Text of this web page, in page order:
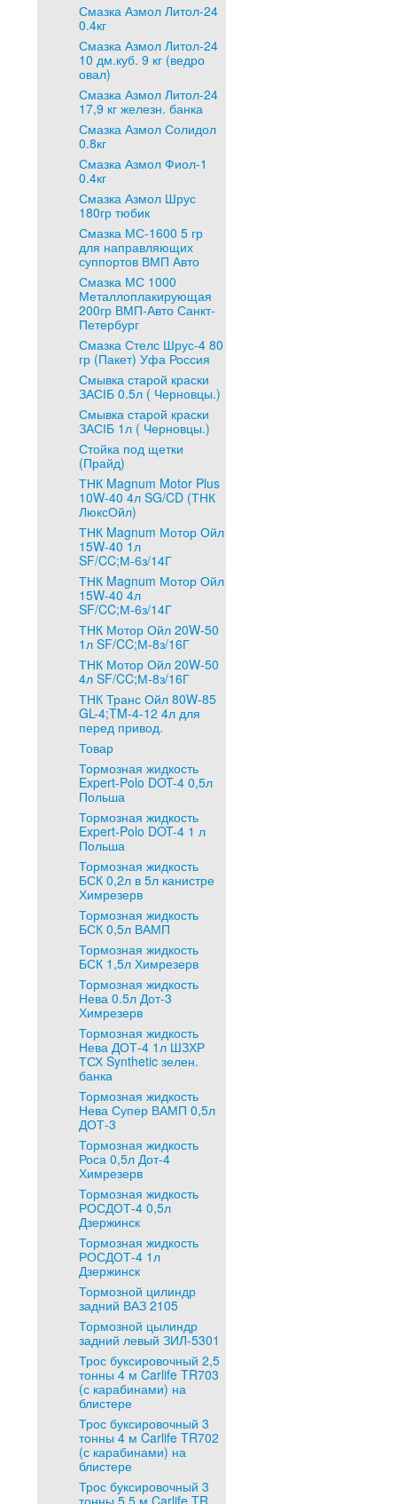
Смазка Азмол Литол-24
0.4кг
Смазка Азмол Литол-24
10 дм.куб. 9 кг (ведро
овал)
Смазка Азмол Литол-24
17,9 кг железн. банка
Смазка Азмол Солидол
0.8кг
Смазка Азмол Фиол-1
0.4кг
Смазка Азмол Шрус
180гр тюбик
Смазка МС-1600 5 гр
для направляющих
суппортов ВМП Авто
Смазка МС 1000
Металлоплакирующая
200гр ВМП-Авто Санкт-
Петербург
Смазка Стелс Шрус-4 80
гр (Пакет) Уфа Россия
Смывка старой краски
ЗАСІБ 0.5л ( Черновцы.)
Смывка старой краски
ЗАСІБ 1л ( Черновцы.)
Стойка под щетки
(Прайд)
ТНК Magnum Motor Plus
10W-40 4л SG/CD (ТНК
ЛюксОйл)
ТНК Magnum Мотор Ойл
15W-40 1л
SF/CC;М-6з/14Г
ТНК Magnum Мотор Ойл
15W-40 4л
SF/CC;М-6з/14Г
ТНК Мотор Ойл 20W-50
1л SF/CC;М-8з/16Г
ТНК Мотор Ойл 20W-50
4л SF/CC;М-8з/16Г
ТНК Транс Ойл 80W-85
GL-4;TM-4-12 4л для
перед привод.
Товар
Тормозная жидкость
Expert-Polo DOT-4 0,5л
Польша
Тормозная жидкость
Expert-Polo DOT-4 1 л
Польша
Тормозная жидкость
БСК 0,2л в 5л канистре
Химрезерв
Тормозная жидкость
БСК 0,5л ВАМП
Тормозная жидкость
БСК 1,5л Химрезерв
Тормозная жидкость
Нева 0.5л Дот-3
Химрезерв
Тормозная жидкость
Нева ДОТ-4 1л ШЗХР
ТСХ Synthetic зелен.
банка
Тормозная жидкость
Нева Супер ВАМП 0,5л
ДОТ-3
Тормозная жидкость
Роса 0,5л Дот-4
Химрезерв
Тормозная жидкость
РОСДОТ-4 0,5л
Дзержинск
Тормозная жидкость
РОСДОТ-4 1л
Дзержинск
Тормозной цилиндр
задний ВАЗ 2105
Тормозной цылиндр
задний левый ЗИЛ-5301
Трос буксировочный 2,5
тонны 4 м Carlife TR703
(с карабинами) на
блистере
Трос буксировочный 3
тонны 4 м Carlife TR702
(с карабинами) на
блистере
Трос буксировочный 3
тонны 5,5 м Carlife TR